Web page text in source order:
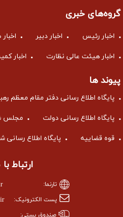
گروه‌های خبری
اخبار رئیس اخبار دبیر
اخبار هیئت عالی نظارت اخبار
پیوند ها
پایگاه اطلاع رسانی دفتر مقام معظم
پایگاه اطلاع رسانی دولت مجلس
قوه قضاییه پایگاه اطلاع رسانی
ارتباط با
تارنما:
پست الکترونیک:
صندوق پستی: